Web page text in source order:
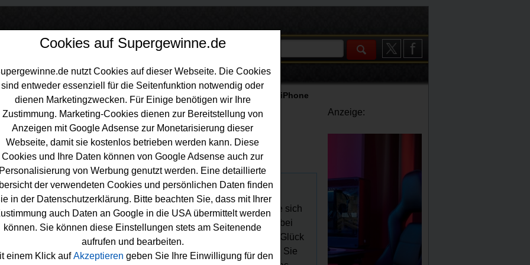
Gewinnspiele Technik Gewinnspiele>
Douglas Gewinnspiel - iPhone
Gewinnspiel - iPhone gewinnen
Sie an dem kostenlosen Douglas Gewinnspiel teil und sichern Sie sich
auf ein funkelnagelneues
iPhone
14 Pro Max! Douglas verlost bei
Apple iPhone 14 Pro Max mit 128 GB - und mit etwas Glück
Sie dieses iPohne gewinnen. Die Teilnahme ist ganz einfach: Falls Sie
Anzeige:
Cookies auf Supergewinne.de
nutzt Cookies auf dieser Webseite. Die Cookies
sind entweder essenziell für die Seitenfunktion notwendig oder
dienen Marketingzwecken. Für Einige benötigen wir Ihre
Zustimmung. Marketing-Cookies dienen zur Bereitstellung von
Anzeigen mit Google Adsense zur Monetarisierung dieser
Webseite, damit sie kostenlos betrieben werden kann. Diese
Cookies und Ihre Daten können von Google Adsense auch zur
Personalisierung von Werbung genutzt werden. Eine detaillierte
der verwendeten Cookies und persönlichen Daten finden
in der Datenschutzerklärung. Bitte beachten Sie, dass mit Ihrer
auch Daten an Google in die USA übermittelt werden
können. Sie können diese Einstellungen stets am Seitenende
aufrufen und bearbeiten.
einem Klick aufAkzeptieren geben Sie Ihre Einwilligung für den